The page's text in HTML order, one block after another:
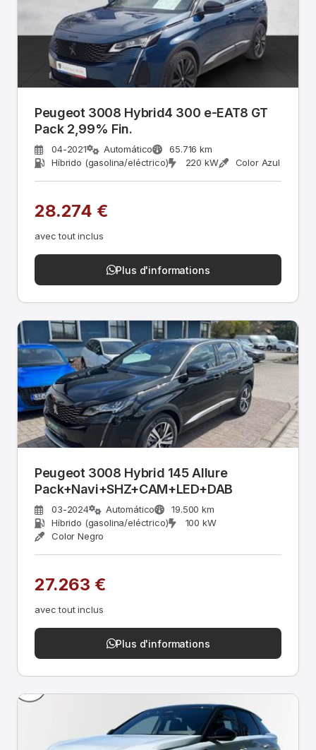
Peugeot 3008 Hybrid4 300 e-EAT8 GT
Pack 2,99% Fin.
04-2021 Automático
65.716 km
Híbrido (gasolina/eléctrico)
220 kW Color Azul
28.274 €
avec tout inclus
Plus d'informations
Peugeot 3008 Hybrid 145 Allure
Pack+Navi+SHZ+CAM+LED+DAB
03-2024 Automático
19.500 km
Híbrido (gasolina/eléctrico)
100 kW
Color Negro
27.263 €
avec tout inclus
Plus d'informations